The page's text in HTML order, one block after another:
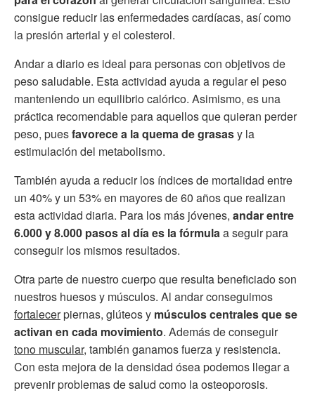
consigue reducir las enfermedades cardíacas, así como
la presión arterial y el colesterol.
Andar a diario es ideal para personas con objetivos de
peso saludable. Esta actividad ayuda a regular el peso
manteniendo un equilibrio calórico. Asimismo, es una
práctica recomendable para aquellos que quieran perder
peso, puesfavorece a la quema de grasasy la
estimulación del metabolismo.
También ayuda a reducir los índices de mortalidad entre
un 40% y un 53% en mayores de 60 años que realizan
esta actividad diaria. Para los más jóvenes, andar entre
6.000 y 8.000 pasos al día es la fórmulaa seguir para
conseguir los mismos resultados.
Otra parte de nuestro cuerpo que resulta beneficiado son
nuestros huesos y músculos. Al andar conseguimos
fortalecerpiernas, glúteos y músculos centrales que se
activan en cada movimiento. Además de conseguir
tono muscular, también ganamos fuerza y resistencia.
Con esta mejora de la densidad ósea podemos llegar a
prevenir problemas de salud como la osteoporosis.